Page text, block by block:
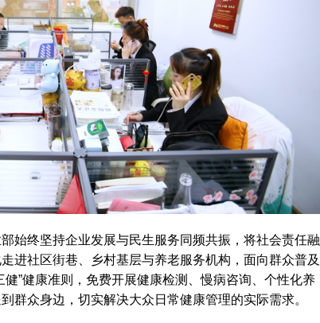
始终坚持企业发展与民生服务同频共振，将社会责任融
进社区街巷、乡村基层与养老服务机构，面向群众普及
”健康准则，免费开展健康检测、慢病咨询、个性化养
群众身边，切实解决大众日常健康管理的实际需求。